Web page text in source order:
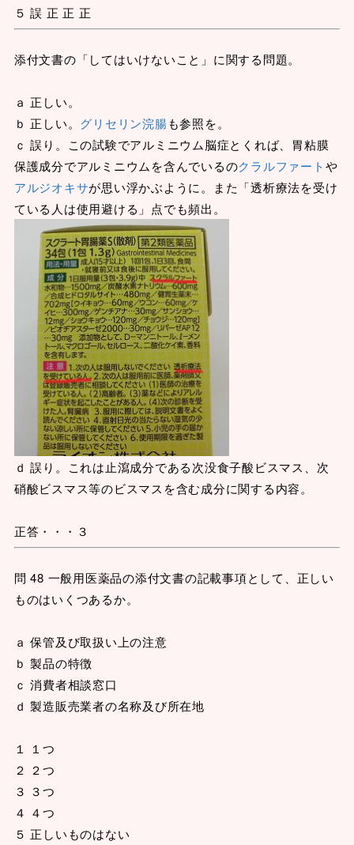
５ 誤 正 正 正
添付文書の「してはいけないこと」に関する問題。
ａ 正しい。
ｂ 正しい。 グリセリン浣腸も参照を。
ｃ 誤り。この試験でアルミニウム脳症とくれば、胃粘膜
保護成分でアルミニウムを含んでいるのクラルファートや
アルジオキサが思い浮かぶように。また「透析療法を受け
ている人は使用避ける」点でも頻出。
ｄ 誤り。これは止瀉成分である次没食子酸ビスマス、次
硝酸ビスマス等のビスマスを含む成分に関する内容。
正答・・・３
問 48 一般用医薬品の添付文書の記載事項として、正しい
ものはいくつあるか。
ａ 保管及び取扱い上の注意
ｂ 製品の特徴
ｃ 消費者相談窓口
ｄ 製造販売業者の名称及び所在地
１ １つ
２ ２つ
３ ３つ
４ ４つ
５ 正しいものはない